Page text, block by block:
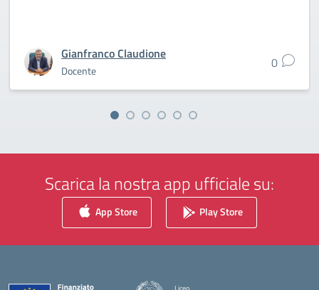
Gianfranco Claudione
Docente 0
Scarica la nostra app ufficiale su:
App Store Play Store
Liceo